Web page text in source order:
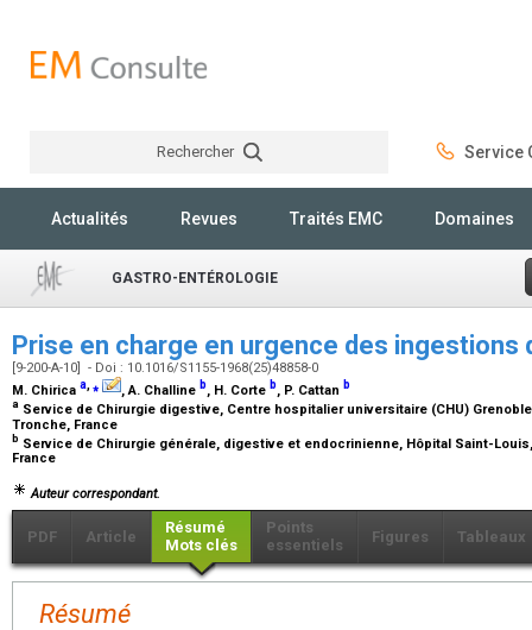
Rechercher Service
Actualités Revues Traités EMC Domaines
GASTRO-ENTÉROLOGIE
Prise en charge en urgence des ingestions
[9-200-A-10] - Doi : 10.1016/S1155-1968(25)48858-0
M. Chirica a,⁎ , A. Challine b, H. Corte b, P. Cattan b
a Service de Chirurgie digestive, Centre hospitalier universitaire (CHU)
Tronche, France
b Service de Chirurgie générale, digestive et endocrinienne, Hôpital Saint-
France
Auteur correspondant.
PDF Article
Résumé
Mots clés
Points
essentiels
Figures Tableaux
Résumé